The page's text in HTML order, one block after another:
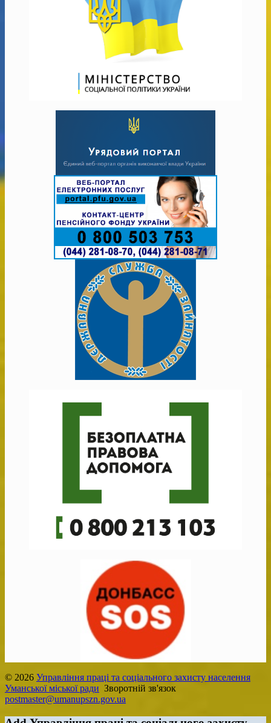
© 2026 Управління праці та соціального захисту населення
Уманської міської ради Зворотній зв'язок
postmaster@umanupszn.gov.ua